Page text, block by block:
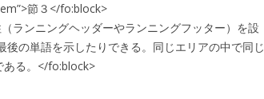
節３</fo:block>
ランニングヘッダーやランニングフッター）を設
の単語を示したりできる。同じエリアの中で同じ
ある。</fo:block>